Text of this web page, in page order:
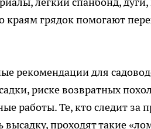
грядок помогают
рекомендации для
риске возвратных
работы. Те, кто следит за
проходят такие